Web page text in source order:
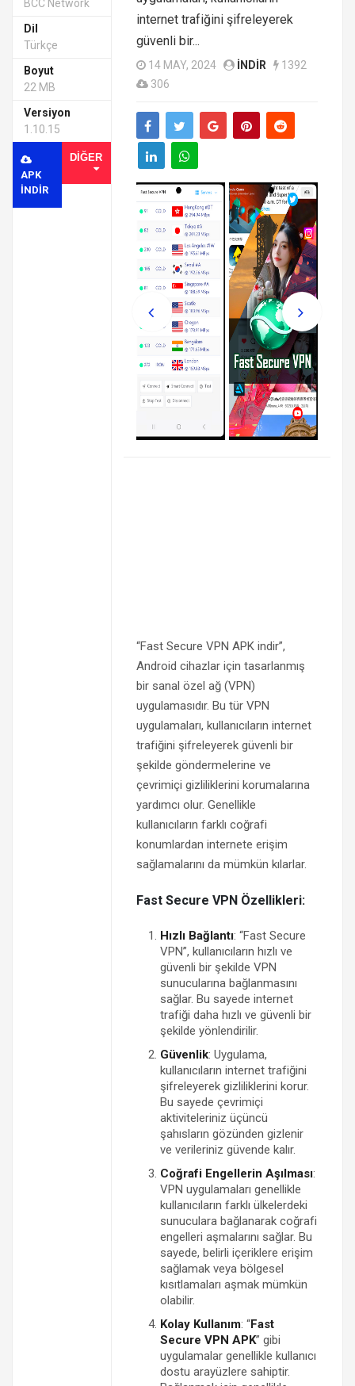
BCC Network
Dil
Türkçe
Boyut
22 MB
Versiyon
1.10.15
APK
INDIR
DIĞER
internet trafiğini şifreleyerek
güvenli bir...
14 MAY, 2024 INDIR
1392
306
“Fast Secure VPN APK indir”,
Android cihazlar için tasarlanmış
bir sanal özel ağ (VPN)
uygulamasıdır. Bu tür VPN
uygulamaları, kullanıcıların internet
trafiğini şifreleyerek güvenli bir
şekilde göndermelerine ve
çevrimiçi gizliliklerini korumalarına
yardımcı olur. Genellikle
kullanıcıların farklı coğrafi
konumlardan internete erişim
sağlamalarını da mümkün kılarlar.
Fast Secure VPN Özellikleri:
Hızlı Bağlantı: “Fast Secure
VPN”, kullanıcıların hızlı ve
güvenli bir şekilde VPN
sunucularına bağlanmasını
sağlar. Bu sayede internet
trafiği daha hızlı ve güvenli bir
şekilde yönlendirilir.
Güvenlik: Uygulama,
kullanıcıların internet trafiğini
şifreleyerek gizliliklerini korur.
Bu sayede çevrimiçi
aktiviteleriniz üçüncü
şahısların gözünden gizlenir
ve verileriniz güvende kalır.
Coğrafi Engellerin Aşılması:
VPN uygulamaları genellikle
kullanıcıların farklı ülkelerdeki
sunuculara bağlanarak coğrafi
engelleri aşmalarını sağlar. Bu
sayede, belirli içeriklere erişim
sağlamak veya bölgesel
kısıtlamaları aşmak mümkün
olabilir.
Kolay Kullanım: “Fast
Secure VPN APK” gibi
uygulamalar genellikle kullanıcı
dostu arayüzlere sahiptir.